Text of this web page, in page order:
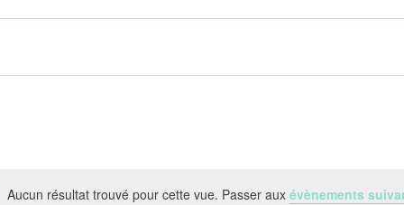
Aucun résultat trouvé pour cette vue. Passer aux évènements